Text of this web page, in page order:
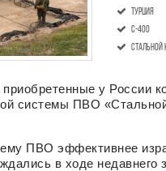
Турция
С-400
Стальной
приобретенные у России
системы ПВО
ПВО эффективнее
в ходе недавнего